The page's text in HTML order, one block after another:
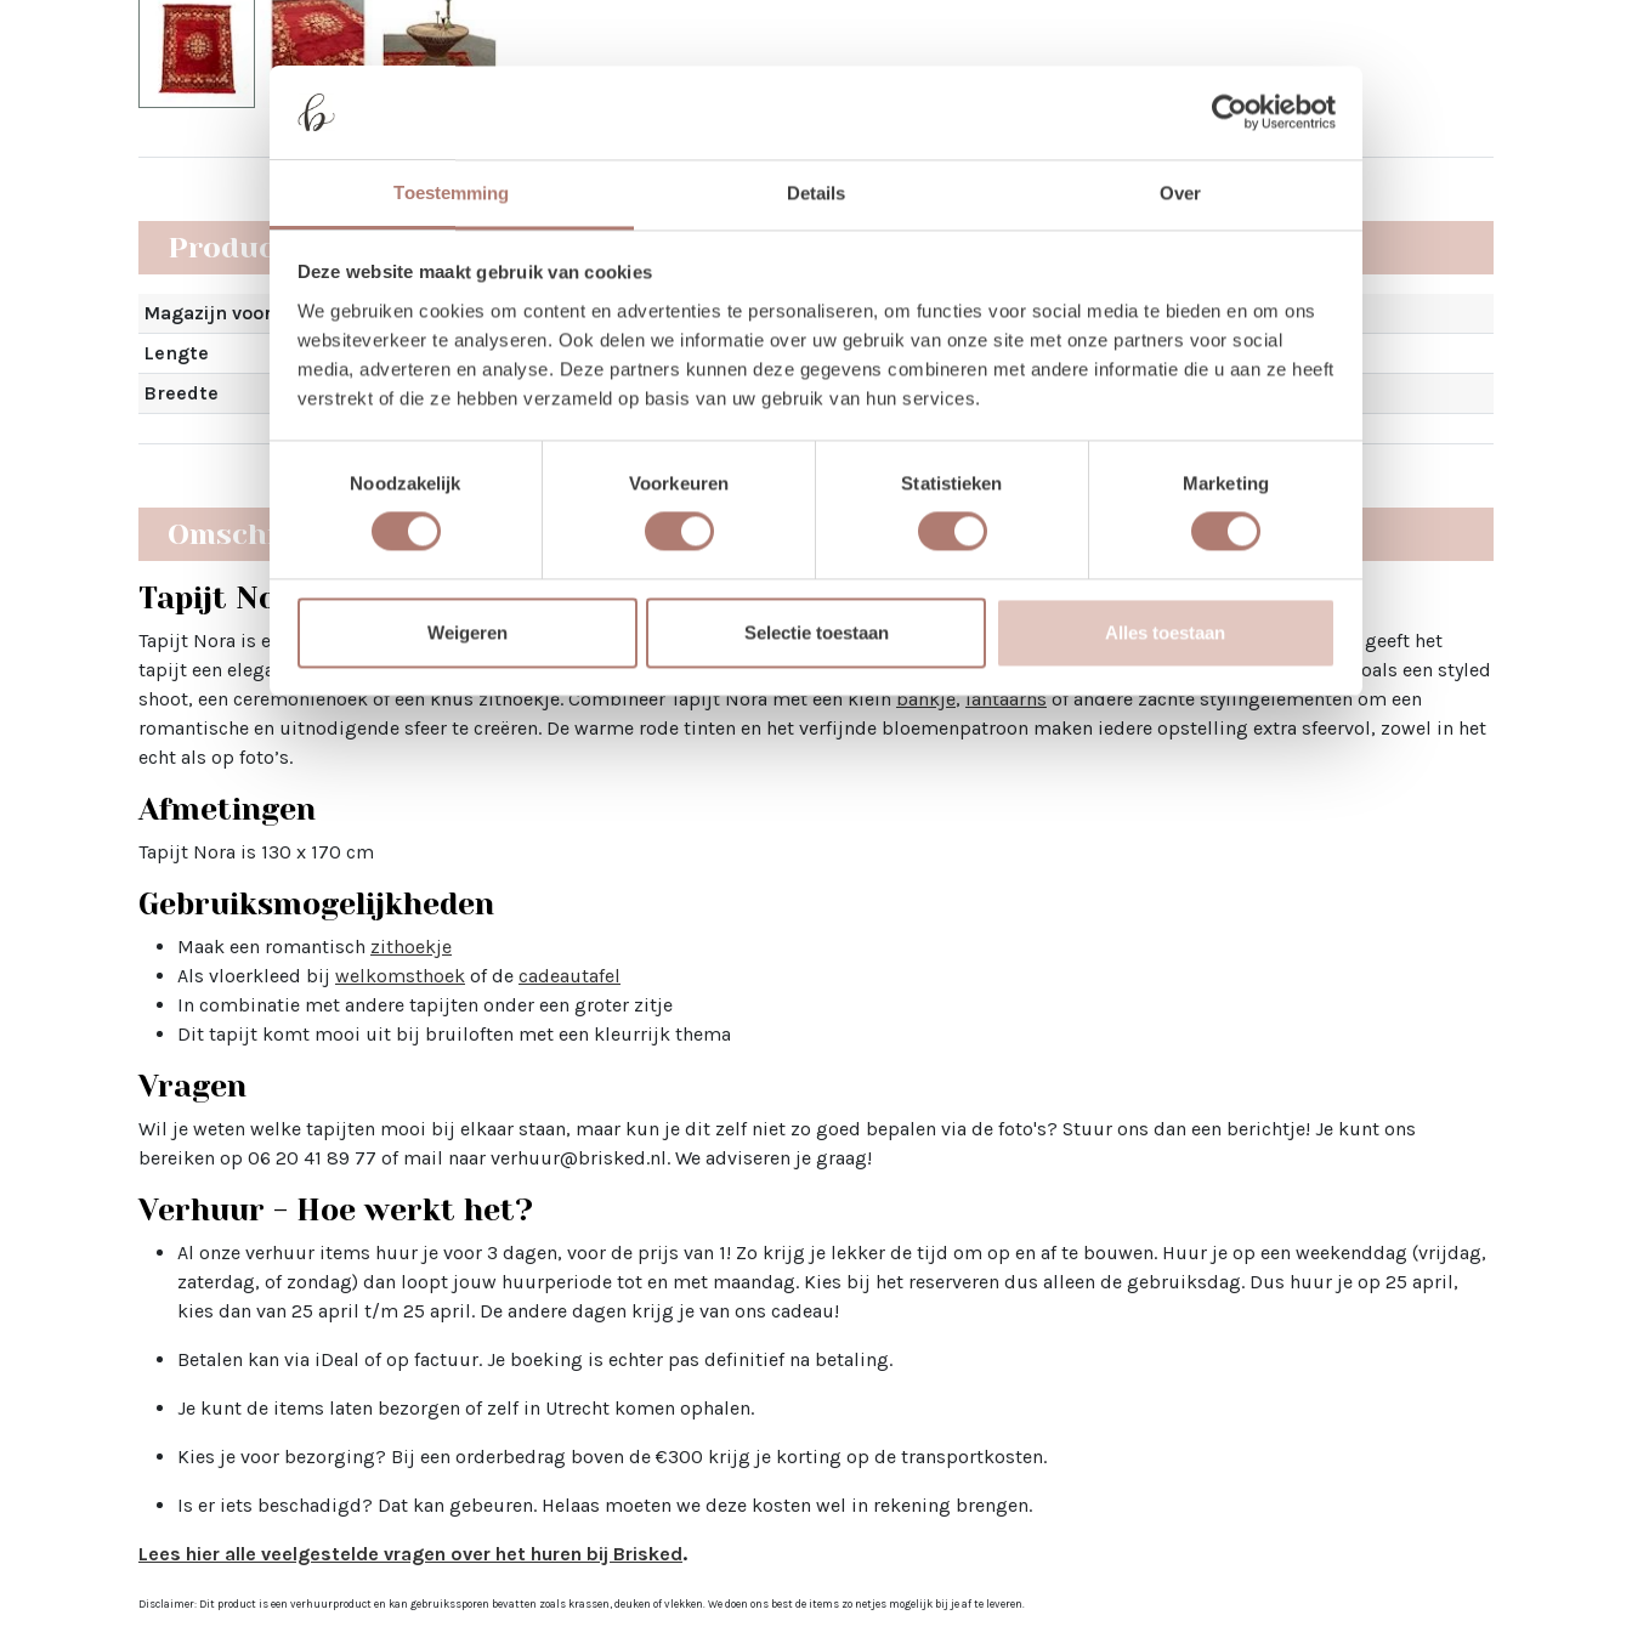
Toestemming Details Over
Deze website maakt gebruik van cookies
We gebruiken cookies om content en advertenties te personaliseren, om functies voor social media te bieden en om ons
websiteverkeer te analyseren. Ook delen we informatie over uw gebruik van onze site met onze partners voor social
media, adverteren en analyse. Deze partners kunnen deze gegevens combineren met andere informatie die u aan ze heeft
verstrekt of die ze hebben verzameld op basis van uw gebruik van hun services.
Noodzakelijk
Voorkeuren Statistieken Marketing
Weigeren Selectie toestaan Alles toestaan
Producteigenschappen
Magazijn voorraad
1 stuks
Lengte
170 cm
Breedte
130 cm
Omschrijving
Tapijt Nora huren
Tapijt Nora is een romantisch tapijt met een diepe rode basis en een subtiel bloemenmotief in een zachte crèmekleur. Het delicate patroon geeft het
tapijt een elegante en warme uitstraling, waardoor het direct sfeer toevoegt aan iedere setting. Dit tapijt is perfect voor een intieme hoek, zoals een styled
shoot, een ceremoniehoek of een knus zithoekje. Combineer Tapijt Nora met een kleinbankje,lantaarnsof andere zachte stylingelementen om een
romantische en uitnodigende sfeer te creëren. De warme rode tinten en het verfijnde bloemenpatroon maken iedere opstelling extra sfeervol, zowel in het
echt als op foto’s.
Afmetingen
Tapijt Nora is 130 x 170 cm
Gebruiksmogelijkheden
Maak een romantisch zithoekje
Als vloerkleed bij welkomsthoek of de cadeautafel
In combinatie met andere tapijten onder een groter zitje
Dit tapijt komt mooi uit bij bruiloften met een kleurrijk thema
Vragen
Wil je weten welke tapijten mooi bij elkaar staan, maar kun je dit zelf niet zo goed bepalen via de foto's? Stuur ons dan een berichtje! Je kunt ons
bereiken op 06 20 41 89 77 of mail naar verhuur@brisked.nl. We adviseren je graag!
Verhuur - Hoe werkt het?
Al onze verhuur items huur je voor 3 dagen, voor de prijs van 1! Zo krijg je lekker de tijd om op en af te bouwen. Huur je op een weekenddag (vrijdag,
zaterdag, of zondag) dan loopt jouw huurperiode tot en met maandag. Kies bij het reserveren dus alleen de gebruiksdag. Dus huur je op 25 april,
kies dan van 25 april t/m 25 april. De andere dagen krijg je van ons cadeau!
Betalen kan via iDeal of op factuur. Je boeking is echter pas definitief na betaling.
Je kunt de items laten bezorgen of zelf in Utrecht komen ophalen.
Kies je voor bezorging? Bij een orderbedrag boven de €300 krijg je korting op de transportkosten.
Is er iets beschadigd? Dat kan gebeuren. Helaas moeten we deze kosten wel in rekening brengen.
Lees hier alle veelgestelde vragen over het huren bij Brisked.
Disclaimer: Dit product is een verhuurproduct en kan gebruikssporen bevatten zoals krassen, deuken of vlekken. We doen ons best de items zo netjes mogelijk bij je af te leveren.